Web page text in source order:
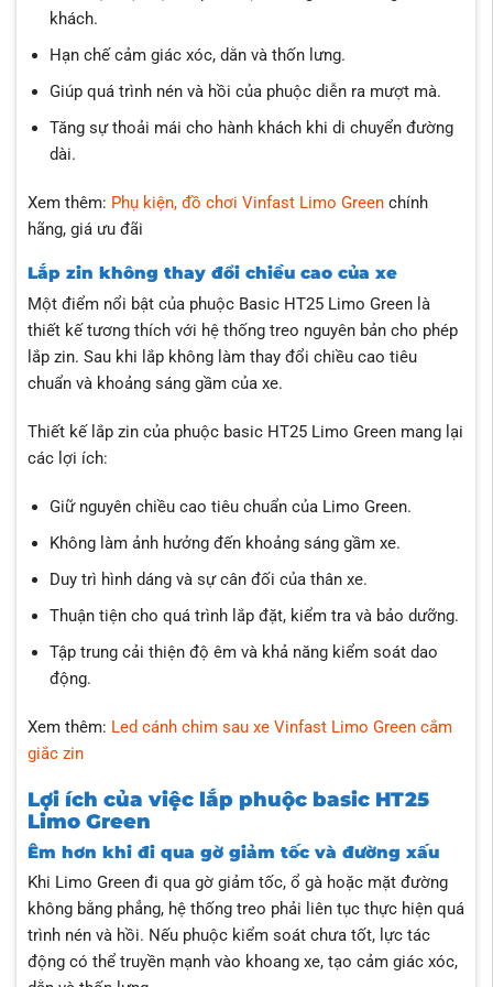
khách.
Hạn chế cảm giác xóc, dằn và thốn lưng.
Giúp quá trình nén và hồi của phuộc diễn ra mượt mà.
Tăng sự thoải mái cho hành khách khi di chuyển đường
dài.
Xem thêm: Phụ kiện, đồ chơi Vinfast Limo Greenchính
hãng, giá ưu đãi
Lắp zin không thay đổi chiều cao của xe
Một điểm nổi bật của phuộc Basic HT25 Limo Green là
thiết kế tương thích với hệ thống treo nguyên bản cho phép
lắp zin. Sau khi lắp không làm thay đổi chiều cao tiêu
chuẩn và khoảng sáng gầm của xe.
Thiết kế lắp zin của phuộc basic HT25 Limo Green mang lại
các lợi ích:
Giữ nguyên chiều cao tiêu chuẩn của Limo Green.
Không làm ảnh hưởng đến khoảng sáng gầm xe.
Duy trì hình dáng và sự cân đối của thân xe.
Thuận tiện cho quá trình lắp đặt, kiểm tra và bảo dưỡng.
Tập trung cải thiện độ êm và khả năng kiểm soát dao
động.
Xem thêm: Led cánh chim sau xe Vinfast Limo Green cắm
giắc zin
Lợi ích của việc lắp phuộc basic HT25
Limo Green
Êm hơn khi đi qua gờ giảm tốc và đường xấu
Khi Limo Green đi qua gờ giảm tốc, ổ gà hoặc mặt đường
không bằng phẳng, hệ thống treo phải liên tục thực hiện quá
trình nén và hồi. Nếu phuộc kiểm soát chưa tốt, lực tác
động có thể truyền mạnh vào khoang xe, tạo cảm giác xóc,